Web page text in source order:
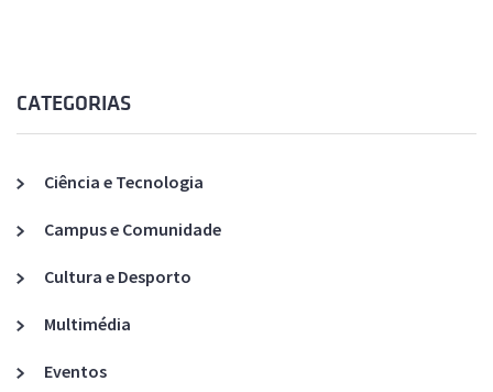
CATEGORIAS
Ciência e Tecnologia
Campus e Comunidade
Cultura e Desporto
Multimédia
Eventos